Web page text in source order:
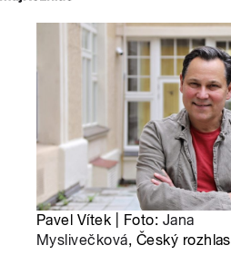
Pavel Vítek | Foto: Jana
Myslivečková, Český rozhlas